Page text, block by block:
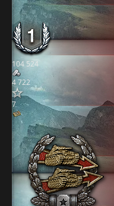
104 524
4 722
7